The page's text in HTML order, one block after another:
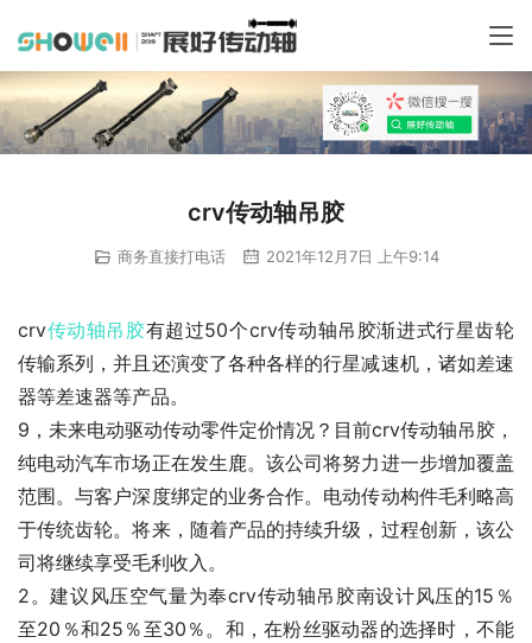
crv传动轴吊胶
商务直接打电话 2021年12月7日 上午9:14
crv传动轴吊胶有超过50个crv传动轴吊胶渐进式行星齿轮
传输系列，并且还演变了各种各样的行星减速机，诸如差速
器等差速器等产品。
9，未来电动驱动传动零件定价情况？目前crv传动轴吊胶，
纯电动汽车市场正在发生鹿。该公司将努力进一步增加覆盖
范围。与客户深度绑定的业务合作。电动传动构件毛利略高
于传统齿轮。将来，随着产品的持续升级，过程创新，该公
司将继续享受毛利收入。
2。建议风压空气量为奉crv传动轴吊胶南设计风压的15％
至20％和25％至30％。和，在粉丝驱动器的选择时，不能